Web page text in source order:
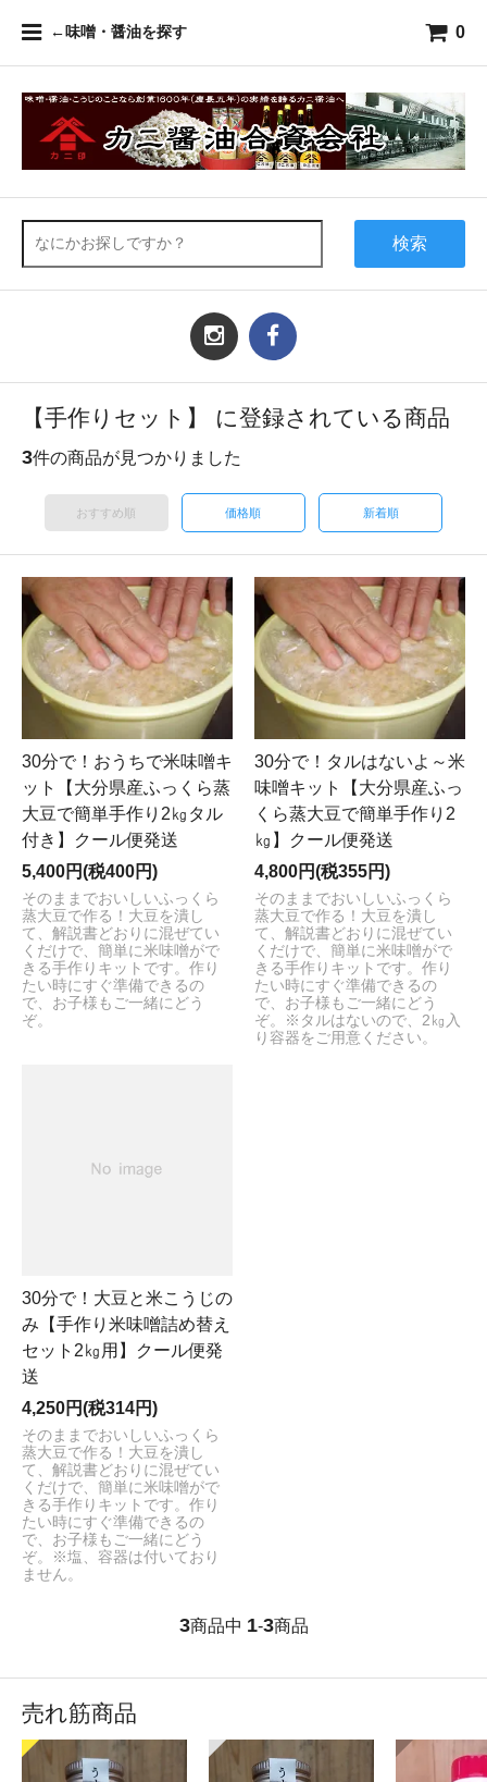
←味噌・醤油を探す 0
検索
【手作りセット】 に登録されている商品
3件の商品が見つかりました
おすすめ順 価格順 新着順
30分で！おうちで米味噌キ
ット【大分県産ふっくら蒸
大豆で簡単手作り2㎏タル
付き】クール便発送
5,400円(税400円)
そのままでおいしいふっくら
蒸大豆で作る！大豆を潰し
て、解説書どおりに混ぜてい
くだけで、簡単に米味噌がで
きる手作りキットです。作り
たい時にすぐ準備できるの
で、お子様もご一緒にどう
ぞ。
30分で！タルはないよ～米
味噌キット【大分県産ふっ
くら蒸大豆で簡単手作り2
㎏】クール便発送
4,800円(税355円)
そのままでおいしいふっくら
蒸大豆で作る！大豆を潰し
て、解説書どおりに混ぜてい
くだけで、簡単に米味噌がで
きる手作りキットです。作り
たい時にすぐ準備できるの
で、お子様もご一緒にどう
ぞ。※タルはないので、2㎏入
り容器をご用意ください。
30分で！大豆と米こうじの
み【手作り米味噌詰め替え
セット2㎏用】クール便発
送
4,250円(税314円)
そのままでおいしいふっくら
蒸大豆で作る！大豆を潰し
て、解説書どおりに混ぜてい
くだけで、簡単に米味噌がで
きる手作りキットです。作り
たい時にすぐ準備できるの
で、お子様もご一緒にどう
ぞ。※塩、容器は付いており
ません。
3商品中 1-3商品
売れ筋商品